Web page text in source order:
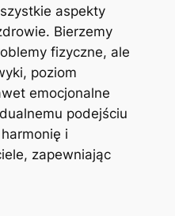
aspekty
Bierzemy
fizyczne, ale
poziom
emocjonalne
podejściu
i
zapewniając